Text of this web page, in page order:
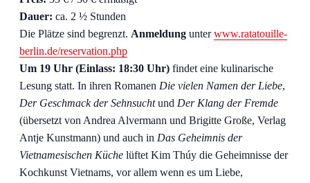
Dauer: ca. 2 ½ Stunden
Die Plätze sind begrenzt. Anmeldung unterwww.ratatouille-
berlin.de/reservation.php
Um 19 Uhr (Einlass: 18:30 Uhr) findet eine kulinarische
Lesung statt. In ihren Romanen Die vielen Namen der Liebe,
Der Geschmack der Sehnsuchtund Der Klang der Fremde
(übersetzt von Andrea Alvermann und Brigitte Große, Verlag
Antje Kunstmann) und auch in Das Geheimnis der
Vietnamesischen Küche lüftet Kim Thúy die Geheimnisse der
Kochkunst Vietnams, vor allem wenn es um Liebe,